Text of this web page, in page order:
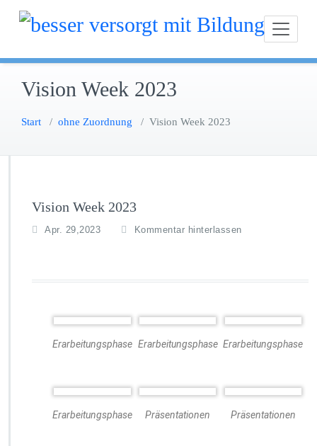
Zum
besser versorgt mit
Vision Week 2023
Start / ohne Zuordnung / Vision Week 2023
Vision Week 2023
Apr. 29,2023 Kommentar hinterlassen
Erarbeitungsphase Erarbeitungsphase Erarbeitungsphase
Erarbeitungsphase Präsentationen Präsentationen